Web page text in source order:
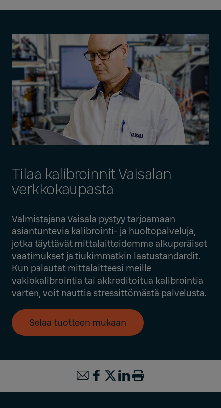
Tilaa kalibroinnit Vaisalan
verkkokaupasta
Valmistajana Vaisala pystyy tarjoamaan
asiantuntevia kalibrointi- ja huoltopalveluja,
jotka täyttävät mittalaitteidemme alkuperäiset
vaatimukset ja tiukimmatkin laatustandardit.
Kun palautat mittalaitteesi meille
vakiokalibrointia tai akkreditoitua kalibrointia
varten, voit nauttia stressittömästä palvelusta.
Selaa tuotteen mukaan